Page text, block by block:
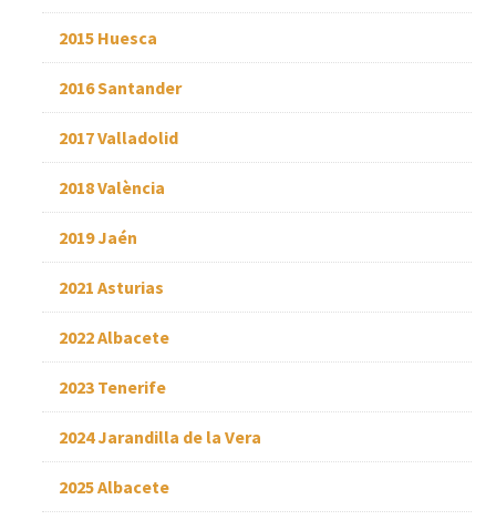
2015 Huesca
2016 Santander
2017 Valladolid
2018 València
2019 Jaén
2021 Asturias
2022 Albacete
2023 Tenerife
2024 Jarandilla de la Vera
2025 Albacete